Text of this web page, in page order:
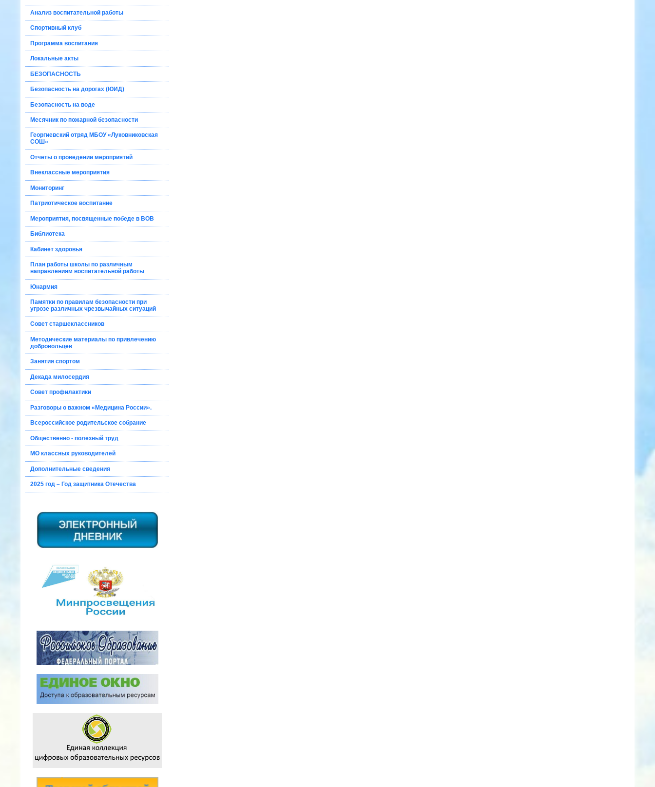
Анализ воспитательной работы
Спортивный клуб
Программа воспитания
Локальные акты
БЕЗОПАСНОСТЬ
Безопасность на дорогах (ЮИД)
Безопасность на воде
Месячник по пожарной безопасности
Георгиевский отряд МБОУ «Луковниковская
СОШ»
Отчеты о проведении мероприятий
Внеклассные мероприятия
Мониторинг
Патриотическое воспитание
Мероприятия, посвященные победе в ВОВ
Библиотека
Кабинет здоровья
План работы школы по различным
направлениям воспитательной работы
Юнармия
Памятки по правилам безопасности при
угрозе различных чрезвычайных ситуаций
Совет старшеклассников
Методические материалы по привлечению
добровольцев
Занятия спортом
Декада милосердия
Совет профилактики
Разговоры о важном «Медицина России».
Всероссийское родительское собрание
Общественно - полезный труд
МО классных руководителей
Дополнительные сведения
2025 год – Год защитника Отечества